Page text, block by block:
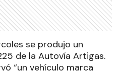
se produjo un
de la Autovía Artigas.
“un vehículo marca